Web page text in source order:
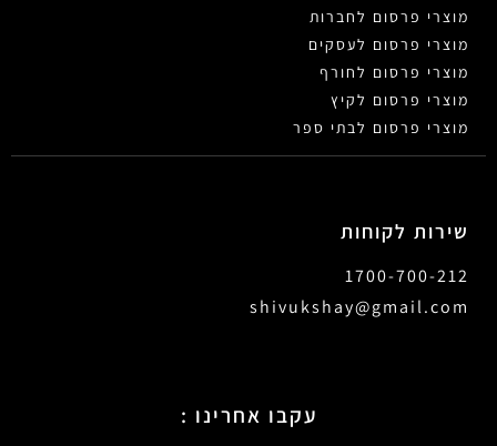
מוצרי פרסום לחברות
מוצרי פרסום לעסקים
מוצרי פרסום לחורף
מוצרי פרסום לקיץ
מוצרי פרסום לבתי ספר
שירות לקוחות
1700-700-212
shivukshay@gmail.com
עקבו אחרינו :